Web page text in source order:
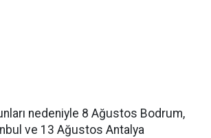
nedeniyle 8 Ağustos Bodrum,
ve 13 Ağustos Antalya